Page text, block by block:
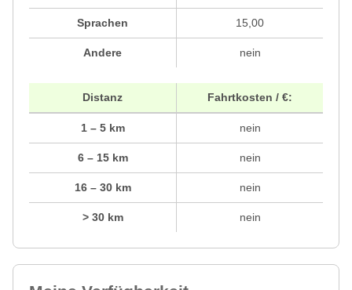
Sprachen
Andere
15,00
nein
Distanz
1 – 5 km
6 – 15 km
16 – 30 km
> 30 km
Fahrtkosten / €:
nein
nein
nein
nein